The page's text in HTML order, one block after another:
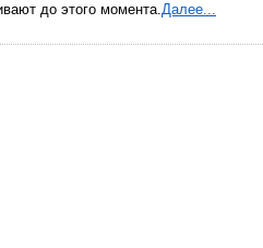
до этого момента.Далее...